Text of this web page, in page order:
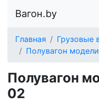
Вагон.by
Главная Грузовые
Полувагон
Полувагон
02